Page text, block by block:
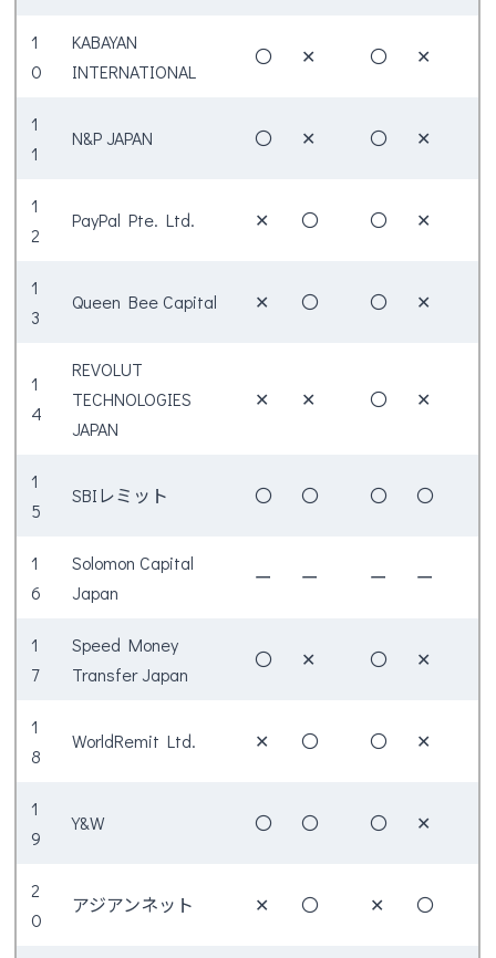
1
0
KABAYAN
INTERNATIONAL
〇 ✕ 〇 ✕
1
1
N&P JAPAN 〇 ✕ 〇 ✕
1
2
PayPal Pte. Ltd. ✕ 〇 〇 ✕
1
3
Queen Bee Capital ✕ 〇 〇 ✕
1
4
REVOLUT
TECHNOLOGIES
JAPAN
✕ ✕ 〇 ✕
1
5
SBIレミット 〇 〇 〇 〇
1
6
Solomon Capital
Japan
ー ー ー ー
1
7
Speed Money
Transfer Japan
〇 ✕ 〇 ✕
1
8
WorldRemit Ltd. ✕ 〇 〇 ✕
1
9
Y&W 〇 〇 〇 ✕
2
0
アジアンネット ✕ 〇 ✕ 〇